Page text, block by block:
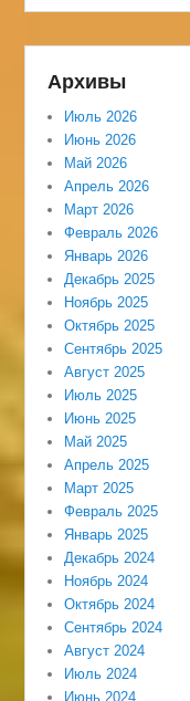
Архивы
Июль 2026
Июнь 2026
Май 2026
Апрель 2026
Март 2026
Февраль 2026
Январь 2026
Декабрь 2025
Ноябрь 2025
Октябрь 2025
Сентябрь 2025
Август 2025
Июль 2025
Июнь 2025
Май 2025
Апрель 2025
Март 2025
Февраль 2025
Январь 2025
Декабрь 2024
Ноябрь 2024
Октябрь 2024
Сентябрь 2024
Август 2024
Июль 2024
Июнь 2024